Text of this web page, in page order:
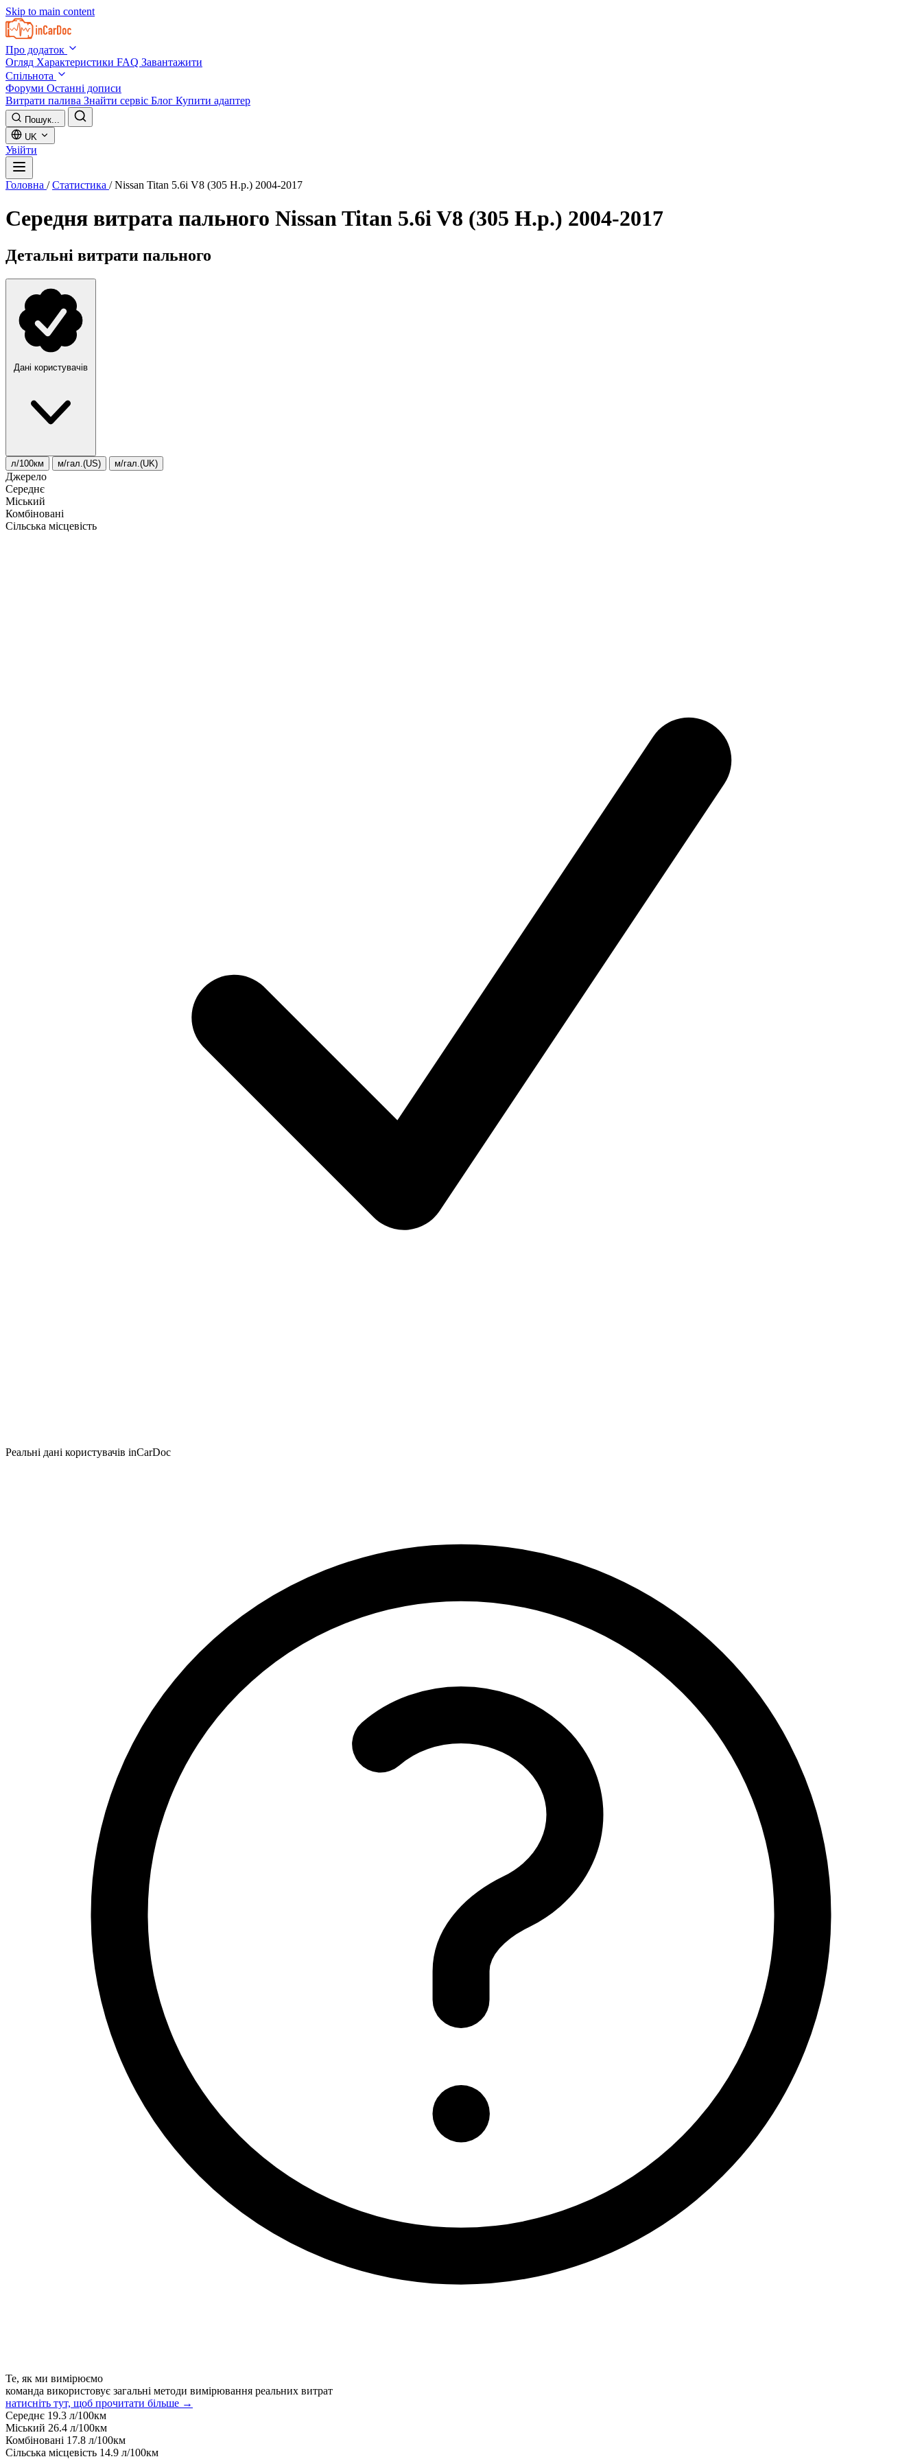
Skip to main content
Про додаток
Огляд Характеристики FAQ Завантажити
Спільнота
Форуми Останні дописи
Витрати палива Знайти сервіс Блог Купити адаптер
Пошук...
UK
Увійти
Головна / Статистика / Nissan Titan 5.6i V8 (305 H.p.) 2004-2017
Середня витрата пального Nissan Titan 5.6i V8 (305 H.p.) 2004-2017
Детальні витрати пального
Дані користувачів
л/100км м/гал.(US) м/гал.(UK)
Джерело
Середнє
Міський
Комбіновані
Сільська місцевість
Реальні дані користувачів inCarDoc
Те, як ми вимірюємо
команда використовує загальні методи вимірювання реальних витрат
натисніть тут, щоб прочитати більше →
Середнє 19.3 л/100км
Міський 26.4 л/100км
Комбіновані 17.8 л/100км
Сільська місцевість 14.9 л/100км